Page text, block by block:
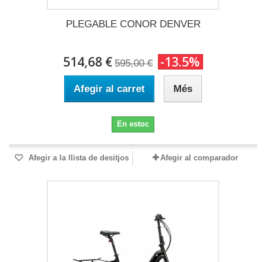
PLEGABLE CONOR DENVER
514,68 € 595,00 € -13.5%
Afegir al carret Més
En estoc
Afegir a la llista de desitjos Afegir al comparador